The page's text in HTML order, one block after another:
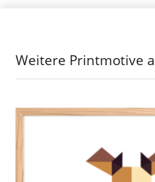
Weitere Printmotive